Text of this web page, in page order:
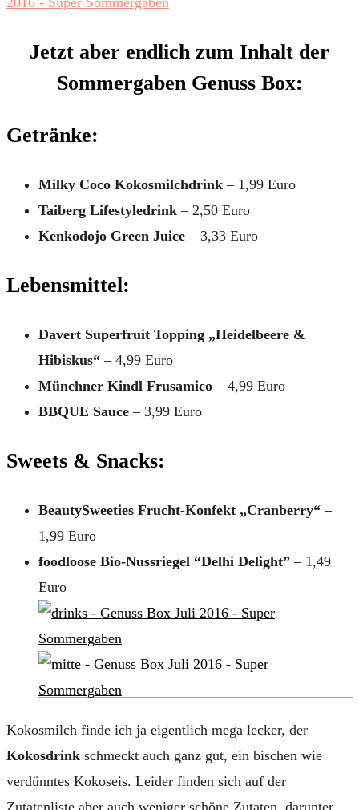
Jetzt aber endlich zum Inhalt der
Sommergaben Genuss Box:
Getränke:
Milky Coco Kokosmilchdrink – 1,99 Euro
Taiberg Lifestyledrink– 2,50 Euro
Kenkodojo Green Juice – 3,33 Euro
Lebensmittel:
Davert Superfruit Topping „Heidelbeere &
Hibiskus“ – 4,99 Euro
Münchner Kindl Frusamico – 4,99 Euro
BBQUE Sauce – 3,99 Euro
Sweets & Snacks:
BeautySweeties Frucht-Konfekt „Cranberry“ –
1,99 Euro
foodloose Bio-Nussriegel “Delhi Delight” – 1,49
Euro
Kokosmilch finde ich ja eigentlich mega lecker, der
Kokosdrink schmeckt auch ganz gut, ein bischen wie
verdünntes Kokoseis. Leider finden sich auf der
Zutatenliste aber auch weniger schöne Zutaten, darunter